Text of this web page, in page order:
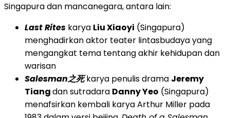
Singapura dan mancanegara, antara lain:
Last Rites karya Liu Xiaoyi (Singapura)
menghadirkan aktor teater lintasbudaya yang
mengangkat tema tentang akhir kehidupan dan
warisan
Salesman之死karya penulis drama Jeremy
Tiangdan sutradara Danny Yeo (Singapura)
menafsirkan kembali karya Arthur Miller pada